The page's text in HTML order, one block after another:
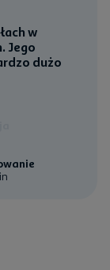
w
Jego
dużo